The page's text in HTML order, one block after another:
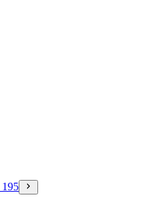
195